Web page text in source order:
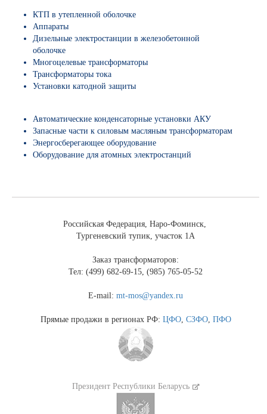
КТП в утепленной оболочке
Аппараты
Дизельные электростанции в железобетонной
оболочке
Многоцелевые трансформаторы
Трансформаторы тока
Установки катодной защиты
Автоматические конденсаторные установки АКУ
Запасные части к силовым масляным трансформаторам
Энергосберегающее оборудование
Оборудование для атомных электростанций
Российская Федерация, Наро-Фоминск,
Тургеневский тупик, участок 1А
Заказ трансформаторов:
Тел: (499) 682-69-15, (985) 765-05-52
E-mail:mt-mos@yandex.ru
Прямые продажи в регионах РФ: ЦФО, СЗФО, ПФО
Президент Республики Беларусь